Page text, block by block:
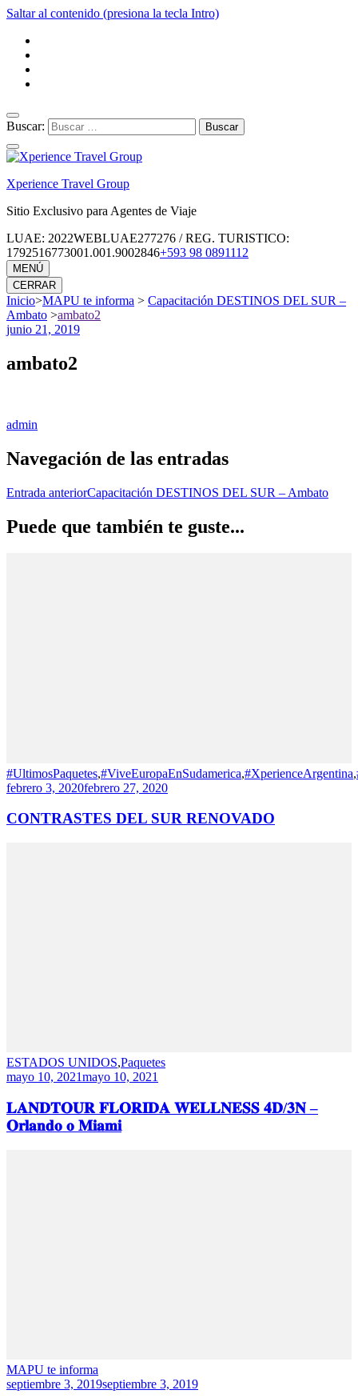
Saltar al contenido (presiona la tecla Intro)
Buscar:
Xperience Travel Group
Sitio Exclusivo para Agentes de Viaje
LUAE: 2022WEBLUAE277276 / REG. TURISTICO:
1792516773001.001.9002846+593 98 0891112
MENÚ
CERRAR
Inicio>MAPU te informa > Capacitación DESTINOS DEL SUR –
Ambato >ambato2
junio 21, 2019
ambato2
admin
Navegación de las entradas
Entrada anteriorCapacitación DESTINOS DEL SUR – Ambato
Puede que también te guste...
#UltimosPaquetes,#ViveEuropaEnSudamerica,#XperienceArgentina,
febrero 3, 2020febrero 27, 2020
CONTRASTES DEL SUR RENOVADO
ESTADOS UNIDOS,Paquetes
mayo 10, 2021mayo 10, 2021
𝐋𝐀𝐍𝐃𝐓𝐎𝐔𝐑 𝐅𝐋𝐎𝐑𝐈𝐃𝐀 𝐖𝐄𝐋𝐋𝐍𝐄𝐒𝐒 𝟒𝐃/𝟑𝐍 –
𝐎𝐫𝐥𝐚𝐧𝐝𝐨 𝐨 𝐌𝐢𝐚𝐦𝐢
MAPU te informa
septiembre 3, 2019septiembre 3, 2019